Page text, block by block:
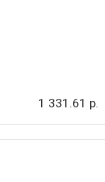
1 331.61 р.